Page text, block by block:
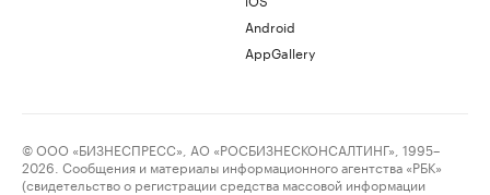
Android
AppGallery
© ООО «БИЗНЕСПРЕСС», АО «РОСБИЗНЕСКОНСАЛТИНГ», 1995–
2026. Сообщения и материалы информационного агентства «РБК»
(свидетельство о регистрации средства массовой информации